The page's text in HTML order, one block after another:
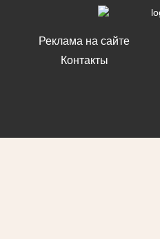
Реклама на сайте
Контакты